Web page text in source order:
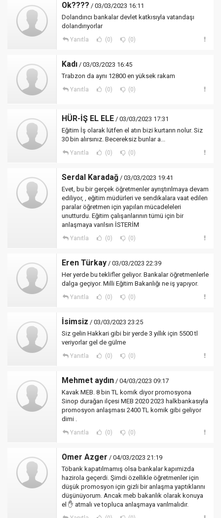
Ok???? / 03/03/2023 16:11
Dolandırıcı bankalar devlet katkısıyla vatandaşı
dolandırıyorlar
Yanıtla (0) (0)
Kadı / 03/03/2023 16:45
Trabzon da aynı 12800 en yüksek rakam
Yanıtla (0) (0)
HÜR-İŞ EL ELE / 03/03/2023 17:31
Eğitim İş olarak lütfen el atın bizi kurtarın nolur. Siz
30 bin alırsınız. Becereksiz bunlar a...
Yanıtla (0) (0)
Serdal Karadağ / 03/03/2023 19:41
Evet, bu bir gerçek öğretmenler ayrıştırılmaya devam
ediliyor, , eğitim müdürleri ve sendikalara vaat edilen
paralar öğretmen için yapılan mücadeleleri
unutturdu. Eğitim çalışanlarının tümü için bir
anlaşmaya varılsın İSTERİM
Yanıtla (0) (0)
Eren Türkay / 03/03/2023 22:39
Her yerde bu teklifler geliyor. Bankalar öğretmenlerle
dalga geçiyor. Milli Eğitim Bakanlığı ne iş yapıyor.
Yanıtla (0) (0)
İsimsiz / 03/03/2023 23:25
Siz gelin Hakkari gibi bir yerde 3 yıllık için 5500 tl
veriyorlar gel de gülme
Yanıtla (0) (0)
Mehmet aydın / 04/03/2023 09:17
Kavak MEB. 8 bin TL komik diyor promosyona
Sinop durağan ilçesi MEB 2020 2023 halkbankasıyla
promosyon anlaşması 2400 TL komik gibi geliyor
dimi .
Yanıtla (0) (0)
Omer Azger / 04/03/2023 21:19
Töbank kapatılmamış olsa bankalar kapımizda
hazirola geçerdi. Şimdi özellikle öğretmenler için
düşük promosyon için gizli bir anlaşma yaptıklarını
düşünüyorum. Ancak meb bakanlık olarak konuya
el ✋ atmalı ve topluca anlaşmaya varılmalıdır.